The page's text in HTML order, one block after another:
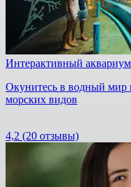
Интерактивный
Окунитесь в водный мир
морских видов
4,2 (20 отзывы)